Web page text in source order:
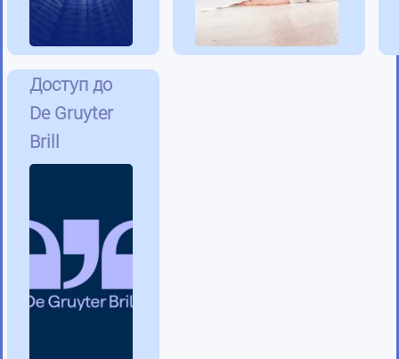
Доступ до
De Gruyter
Brill